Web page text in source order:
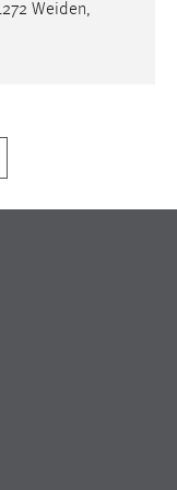
Weiden,